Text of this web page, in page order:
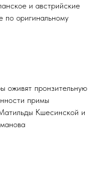
и австрийские
по оригинальному
оживят пронзительную
примы
Кшесинской и